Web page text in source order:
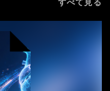
すべて見る